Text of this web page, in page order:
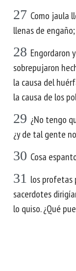
27 Como jaula
llenas de
28 Engordaron
sobrepujaron
la causa del
la causa de los
29 ¿No tengo
¿y de tal gente
30 Cosa
31 los profetas
sacerdotes
lo quiso. ¿Qué